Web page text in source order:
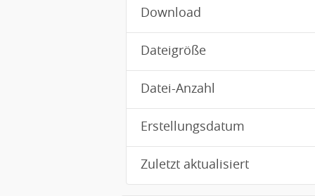
Download
Dateigröße
Datei-Anzahl
Erstellungsdatum
Zuletzt aktualisiert